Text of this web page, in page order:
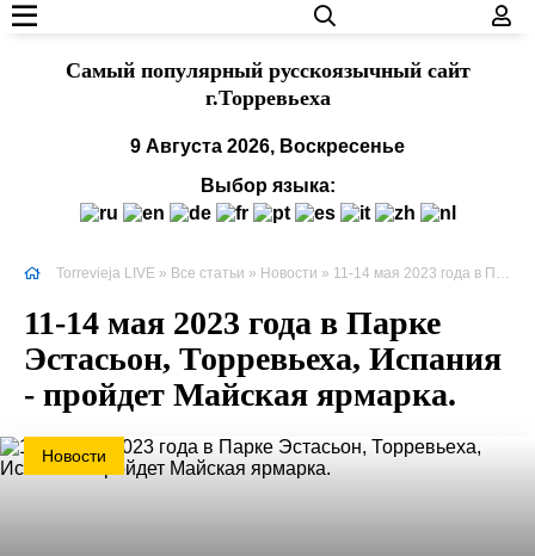
Cамый популярный русскоязычный сайт
г.Торревьеха
9 Августа 2026, Воскресенье
Выбор языка:
Torrevieja LIVE » Все статьи » Новости » 11-14 мая 2023 года в Парке Эстасьон, Торревьеха, Испания - пройдет Майская ярмарка.
11-14 мая 2023 года в Парке
Эстасьон, Торревьеха, Испания
- пройдет Майская ярмарка.
Новости